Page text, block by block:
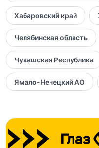
Хабаровский край
Челябинская область
Чувашская Республика
Ямало-Ненецкий АО